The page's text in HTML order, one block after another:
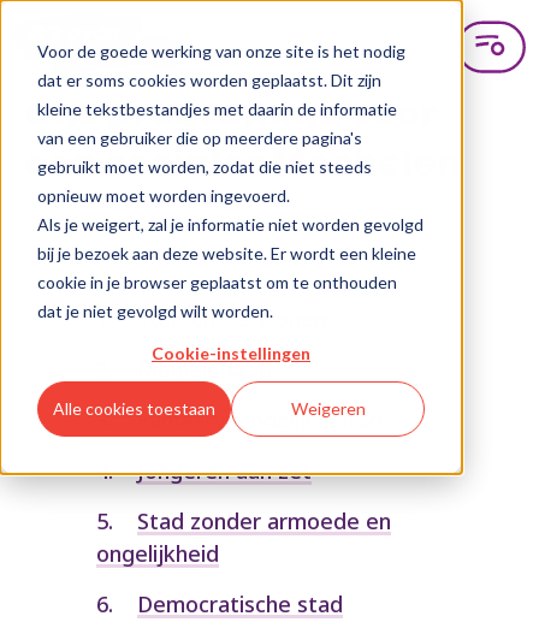
Voor de goede werking van onze site is het nodig
dat er soms cookies worden geplaatst. Dit zijn
kleine tekstbestandjes met daarin de informatie
van een gebruiker die op meerdere pagina's
gebruikt moet worden, zodat die niet steeds
opnieuw moet worden ingevoerd.
Als je weigert, zal je informatie niet worden gevolgd
bij je bezoek aan deze website. Er wordt een kleine
cookie in je browser geplaatst om te onthouden
dat je niet gevolgd wilt worden.
Cookie-instellingen
Alle cookies toestaan Weigeren
Ons programma voor
een socialer Mechelen
Stad om te wonen
Mobiele stad
Klimaatvriendelijke stad
Jongeren aan zet
Stad zonder armoede en
ongelijkheid
Democratische stad